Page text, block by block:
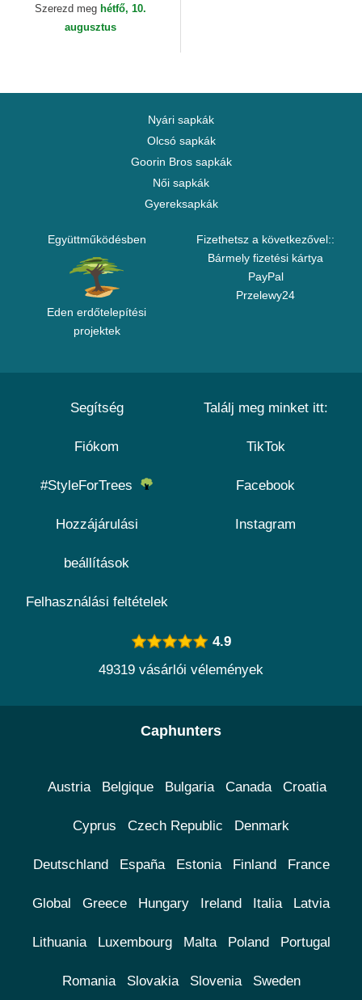
Szerezd meg hétfő, 10.
augusztus
Nyári sapkák
Olcsó sapkák
Goorin Bros sapkák
Női sapkák
Gyereksapkák
Együttműködésben
Eden erdőtelepítési
projektek
Fizethetsz a következővel::
Bármely fizetési kártya
PayPal
Przelewy24
Segítség
Fiókom
#StyleForTrees
Hozzájárulási
beállítások
Felhasználási feltételek
Találj meg minket itt:
TikTok
Facebook
Instagram
4.9
49319 vásárlói vélemények
Caphunters
Austria Belgique Bulgaria Canada Croatia
Cyprus Czech Republic Denmark
Deutschland España Estonia Finland France
Global Greece Hungary Ireland Italia Latvia
Lithuania Luxembourg Malta Poland Portugal
Romania Slovakia Slovenia Sweden